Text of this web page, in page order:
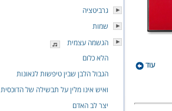
עוד
גרביטציה
שמות
הגשמה עצמית
הלא כלום
הגבול הלבן שבין טיפשות לגאונות
ואיש אינו מלין על תבשילה של הדוכסית
יצר לב האדם